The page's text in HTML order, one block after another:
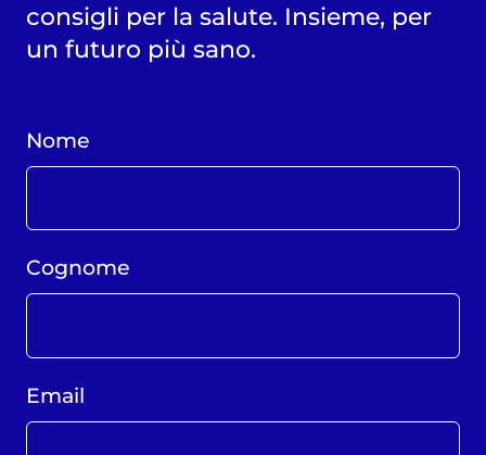
consigli per la salute. Insieme, per
un futuro più sano.
Nome
Cognome
Email